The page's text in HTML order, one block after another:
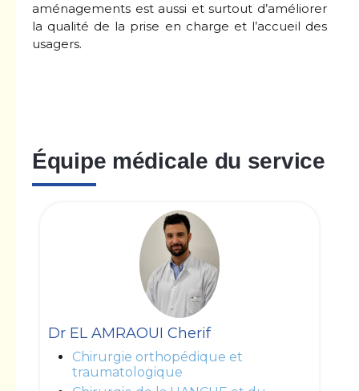
aménagements est aussi et surtout d’améliorer
la qualité de la prise en charge et l’accueil des
usagers.
Équipe médicale du service
Dr EL AMRAOUI Cherif
Chirurgie orthopédique et
traumatologique